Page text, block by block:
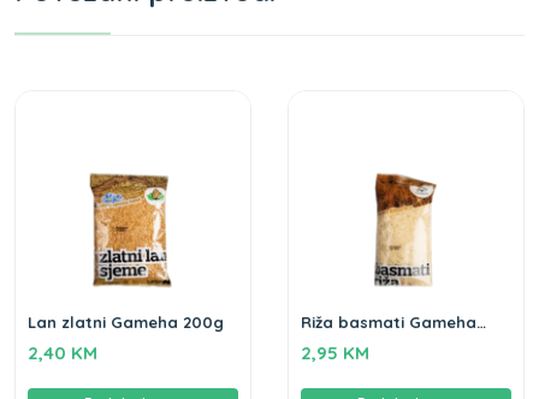
Lan zlatni Gameha 200g
2,40 KM
Riža basmati Gameha
2,95 KM